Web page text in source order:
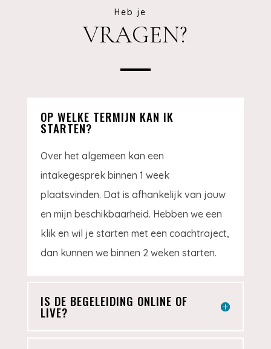
Heb je
VRAGEN?
OP WELKE TERMIJN KAN IK
STARTEN?
Over het algemeen kan een
intakegesprek binnen 1 week
plaatsvinden. Dat is afhankelijk van jouw
en mijn beschikbaarheid. Hebben we een
klik en wil je starten met een coachtraject,
dan kunnen we binnen 2 weken starten.
IS DE BEGELEIDING ONLINE OF
LIVE?